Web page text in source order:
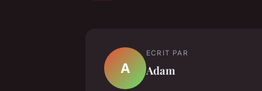
A
ECRIT PAR
Adam